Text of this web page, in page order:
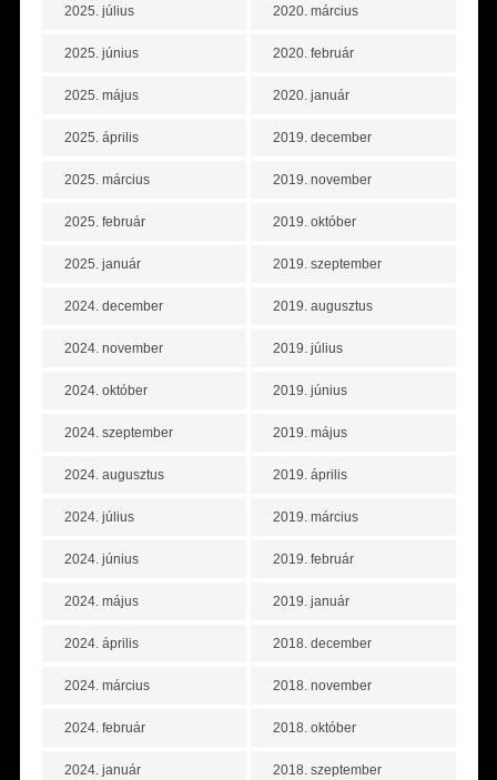
2025. július
2025. június
2025. május
2025. április
2025. március
2025. február
2025. január
2024. december
2024. november
2024. október
2024. szeptember
2024. augusztus
2024. július
2024. június
2024. május
2024. április
2024. március
2024. február
2024. január
2020. március
2020. február
2020. január
2019. december
2019. november
2019. október
2019. szeptember
2019. augusztus
2019. július
2019. június
2019. május
2019. április
2019. március
2019. február
2019. január
2018. december
2018. november
2018. október
2018. szeptember